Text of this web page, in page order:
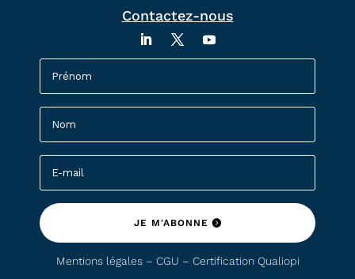
Contactez-nous
JE M'ABONNE
Mentions légales – CGU – Certification Qualiopi